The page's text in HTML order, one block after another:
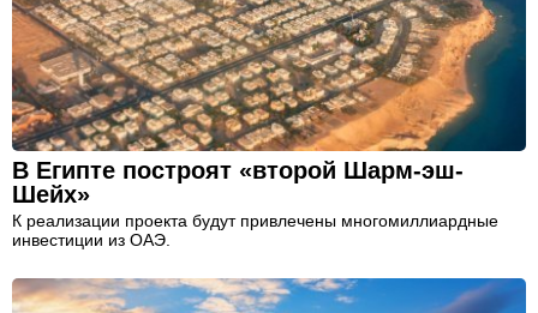
В Египте построят «второй Шарм-эш-
Шейх»
К реализации проекта будут привлечены многомиллиардные
инвестиции из ОАЭ.